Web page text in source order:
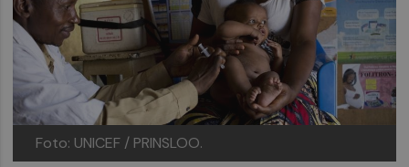
Foto: UNICEF / PRINSLOO.